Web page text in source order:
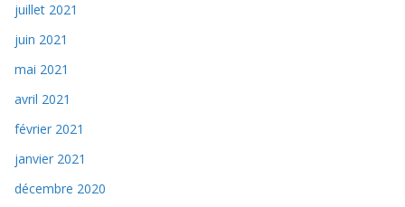
juillet 2021
juin 2021
mai 2021
avril 2021
février 2021
janvier 2021
décembre 2020